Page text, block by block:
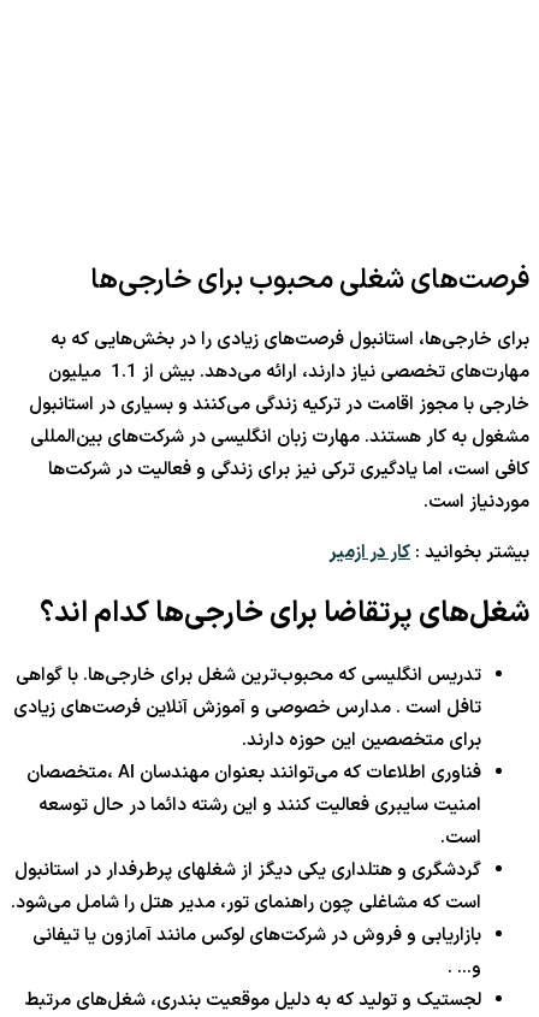
فرصت‌های شغلی محبوب برای خارجی‌ها
برای خارجی‌ها، استانبول فرصت‌های زیادی را در بخش‌هایی که به
مهارت‌های تخصصی نیاز دارند، ارائه می‌دهد. بیش از 1.1 میلیون
خارجی با مجوز اقامت در ترکیه زندگی می‌کنند و بسیاری در استانبول
مشغول به کار هستند. مهارت زبان انگلیسی در شرکت‌های بین‌المللی
کافی است، اما یادگیری ترکی نیز برای زندگی و فعالیت در شرکت‌ها
موردنیاز است.
بیشتر بخوانید : کار در ازمیر
شغل‌های پرتقاضا برای خارجی‌ها کدام اند؟
تدریس انگلیسی که محبوب‌ترین شغل برای خارجی‌ها. با گواهی
تافل است . مدارس خصوصی و آموزش آنلاین فرصت‌های زیادی
برای متخصصین این حوزه دارند.
فناوری اطلاعات که می‌توانند بعنوان مهندسان AI ،متخصصان
امنیت سایبری فعالیت کنند و این رشته دائما در حال توسعه
است.
گردشگری و هتلداری یکی دیگز از شغلهای پرطرفدار در استانبول
است که مشاغلی چون راهنمای تور، مدیر هتل را شامل می‌شود.
بازاریابی و فروش در شرکت‌های لوکس مانند آمازون یا تیفانی
و… .
لجستیک و تولید که به دلیل موقعیت بندری، شغل‌های مرتبط